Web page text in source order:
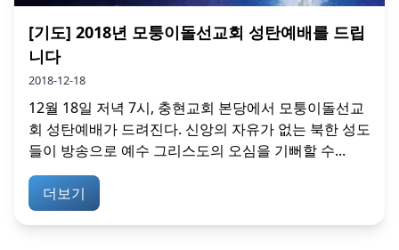
[기도] 2018년 모퉁이돌선교회 성탄예배를 드립
니다
2018-12-18
12월 18일 저녁 7시, 충현교회 본당에서 모퉁이돌선교
회 성탄예배가 드려진다. 신앙의 자유가 없는 북한 성도
들이 방송으로 예수 그리스도의 오심을 기뻐할 수...
더보기